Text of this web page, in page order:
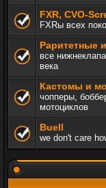
FXR, СVO-
FXRы всех
Раритетные
все
века
Кастомы и
чопперы,
мотоциклов
Buell
we don't care